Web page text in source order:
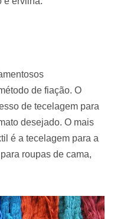
de fiação. O
de tecelagem para
desejado. O mais
é a tecelagem para a
roupas de cama,